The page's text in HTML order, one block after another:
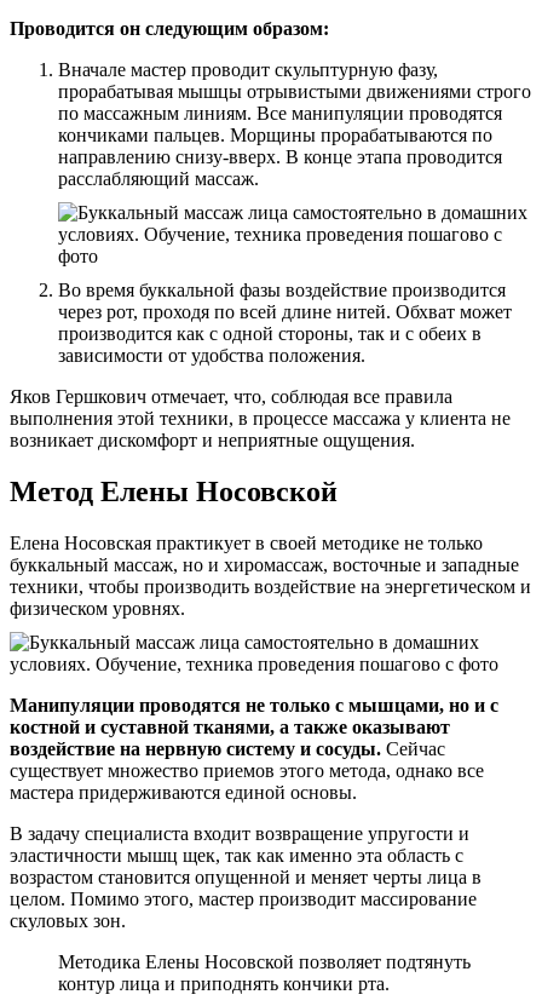
Проводится он следующим образом:
Вначале мастер проводит скульптурную фазу,
прорабатывая мышцы отрывистыми движениями строго
по массажным линиям. Все манипуляции проводятся
кончиками пальцев. Морщины прорабатываются по
направлению снизу-вверх. В конце этапа проводится
расслабляющий массаж.
Во время буккальной фазы воздействие производится
через рот, проходя по всей длине нитей. Обхват может
производится как с одной стороны, так и с обеих в
зависимости от удобства положения.
Яков Гершкович отмечает, что, соблюдая все правила
выполнения этой техники, в процессе массажа у клиента не
возникает дискомфорт и неприятные ощущения.
Метод Елены Носовской
Елена Носовская практикует в своей методике не только
буккальный массаж, но и хиромассаж, восточные и западные
техники, чтобы производить воздействие на энергетическом и
физическом уровнях.
Манипуляции проводятся не только с мышцами, но и с
костной и суставной тканями, а также оказывают
воздействие на нервную систему и сосуды. Сейчас
существует множество приемов этого метода, однако все
мастера придерживаются единой основы.
В задачу специалиста входит возвращение упругости и
эластичности мышц щек, так как именно эта область с
возрастом становится опущенной и меняет черты лица в
целом. Помимо этого, мастер производит массирование
скуловых зон.
Методика Елены Носовской позволяет подтянуть
контур лица и приподнять кончики рта.